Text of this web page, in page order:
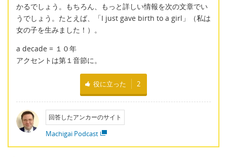
かるでしょう。もちろん、もっと詳しい情報を次の文章でい
うでしょう。たとえば、「I just gave birth to a girl」（私は
女の子を生みました！）。
a decade = １０年
アクセントは第１音節に。
役に立った 2
回答したアンカーのサイト
Machigai Podcast